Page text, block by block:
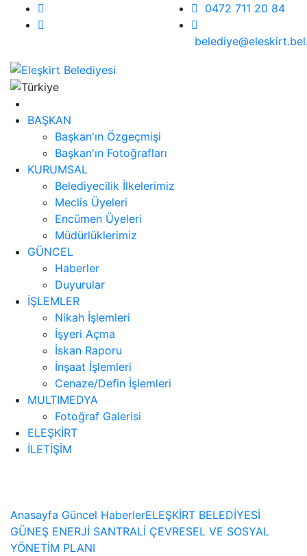
0472 711 20 84
BAŞKAN
Başkan'ın Özgeçmişi
Başkan'ın Fotoğrafları
KURUMSAL
Belediyecilik İlkelerimiz
Meclis Üyeleri
Encümen Üyeleri
Müdürlüklerimiz
GÜNCEL
Haberler
Duyurular
İŞLEMLER
Nikah İşlemleri
İşyeri Açma
İskan Raporu
İnşaat İşlemleri
Cenaze/Defin İşlemleri
MULTIMEDYA
Fotoğraf Galerisi
ELEŞKİRT
İLETİŞİM
Anasayfa Güncel HaberlerELEŞKİRT BELEDİYESİ
GÜNEŞ ENERJİ SANTRALİ ÇEVRESEL VE SOSYAL
YÖNETİM PLANI